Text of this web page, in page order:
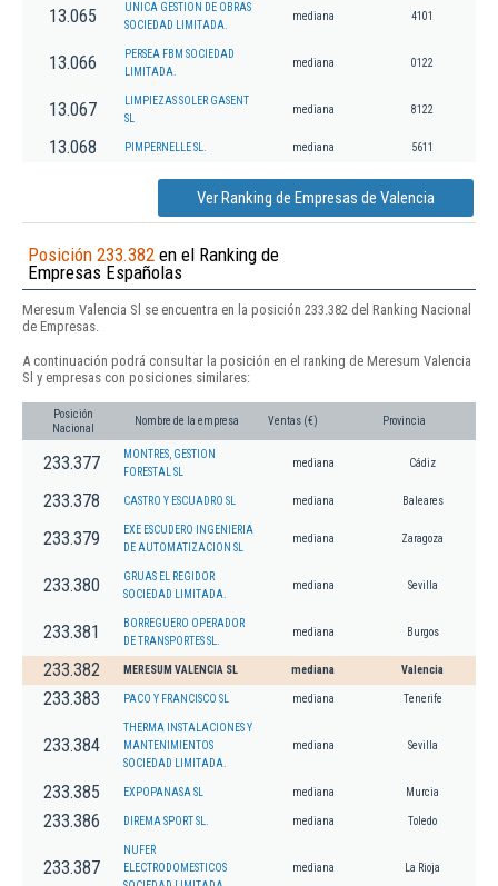
13.065
UNICA GESTION DE OBRAS
SOCIEDAD LIMITADA.
mediana 4101
13.066
PERSEA FBM SOCIEDAD
LIMITADA.
mediana 0122
13.067
LIMPIEZAS SOLER GASENT
SL
mediana 8122
13.068 PIMPERNELLE SL. mediana 5611
Ver Ranking de Empresas de Valencia
Posición 233.382 en el Ranking de
Empresas Españolas
Meresum Valencia Sl se encuentra en la posición 233.382 del Ranking Nacional
de Empresas.
A continuación podrá consultar la posición en el ranking de Meresum Valencia
Sl y empresas con posiciones similares:
Posición
Nacional
Nombre de la empresa Ventas (€) Provincia
233.377
MONTRES, GESTION
FORESTAL SL
mediana Cádiz
233.378 CASTRO Y ESCUADRO SL mediana Baleares
233.379
EXE ESCUDERO INGENIERIA
DE AUTOMATIZACION SL
mediana Zaragoza
233.380
GRUAS EL REGIDOR
SOCIEDAD LIMITADA.
mediana Sevilla
233.381
BORREGUERO OPERADOR
DE TRANSPORTES SL.
mediana Burgos
233.382 MERESUM VALENCIA SL mediana Valencia
233.383 PACO Y FRANCISCO SL mediana Tenerife
233.384
THERMA INSTALACIONES Y
MANTENIMIENTOS
SOCIEDAD LIMITADA.
mediana Sevilla
233.385 EXPOPANASA SL mediana Murcia
233.386 DIREMA SPORT SL. mediana Toledo
233.387
NUFER
ELECTRODOMESTICOS
mediana La Rioja